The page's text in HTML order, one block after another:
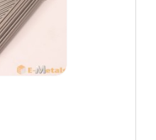
ます。
持します。